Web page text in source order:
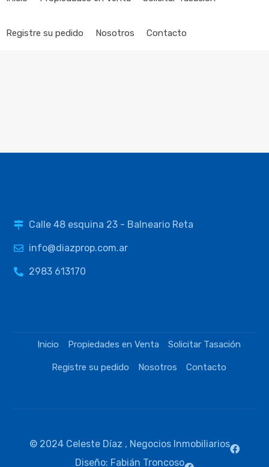
Registre su pedido Nosotros Contacto
Calle 48 esquina 23 - Balneario Reta
info@diazprop.com.ar
2983 613170
Inicio Propiedades en Venta Solicitar Tasación
Registre su pedido Nosotros Contacto
© 2024 Celeste Díaz , Negocios Inmobiliarios
Diseño: Fabián Troncoso